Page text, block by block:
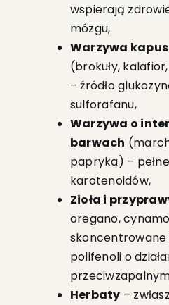
wspierają
mózgu,
Warzywa
(brokuły,
– źródło
sulforafanu,
Warzywa o
barwach
papryka) – pełne
karotenoidów,
Zioła i
oregano,
skoncentrowane
polifenoli o
Herbaty –